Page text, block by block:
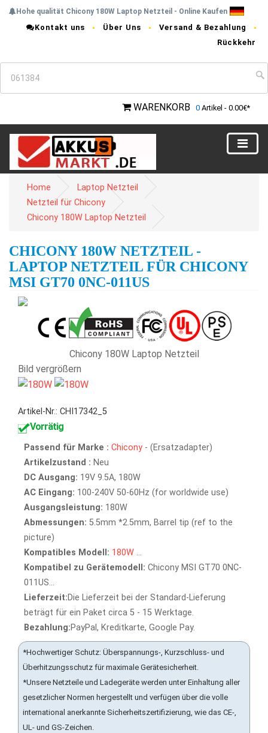
Hohe qualität Chicony 180W Laptop Netzteil - Online Kaufen
Kontakt uns Über Uns
Versand & Bezahlung
Rückkehr
WARENKORB 0 Artikel - 0.00€*
Home
Laptop Netzteil
Netzteil für Chicony
Chicony 180W Laptop Netzteil
CHICONY 180W NETZTEIL -
LAPTOP NETZTEIL FÜR CHICONY
MSI GT70 0NC-011US
Chicony 180W Laptop Netzteil
Bild vergrößern
Artikel-Nr.: CHI17342_5
Vorrätig
Passend für Marke : Chicony - (Ersatzadapter)
Artikelzustand : Neu
DC Ausgang: 19V 9.5A, 180W
AC Eingang: 100-240V 50-60Hz (for worldwide use)
Ausgangsleistung: 180W
Abmessungen: 5.5mm *2.5mm, Barrel tip (ref to the
picture)
Kompatibles Modell: 180W ...
Kompatibel zu Gerätemodell: Chicony MSI GT70 0NC-
011US...
Lieferzeit:Die Lieferzeit bei der Standard-Lieferung
beträgt für ein Paket circa 5 - 15 Werktage.
Bezahlung:PayPal, Kreditkarte, Google Pay.
*Hochwertiger Schutz: Überspannungs-, Kurzschluss- und
Überhitzungsschutz für maximale Gerätesicherheit.
*Unsere Netzteile und Ladegeräte werden unter Einhaltung aller
gesetzlicher Normen hergestellt und verfügen über die volle
international anerkannte Sicherheitszertifizierung, wie das CE-,
UL- und GS-Zeichen.